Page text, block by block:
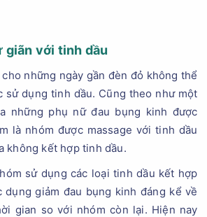
giãn với tinh dầu
những ngày gần đèn đỏ không thể
sử dụng tinh dầu. Cũng theo như một
những phụ nữ đau bụng kinh được
là nhóm được massage với tinh dầu
không kết hợp tinh dầu.
sử dụng các loại tinh dầu kết hợp
dụng giảm đau bụng kinh đáng kể về
gian so với nhóm còn lại. Hiện nay